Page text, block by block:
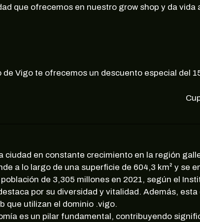
que ofrecemos en nuestro grow shop y da vida
de Vigo te ofrecemos un descuento especial del
ciudad en constante crecimiento en la región
a lo largo de una superficie de 604,3 km² y se
de 3,305 millones en 2021, según el
por su diversidad y vitalidad. Además,
que utilizan el dominio .vigo.
es un pilar fundamental, contribuyendo